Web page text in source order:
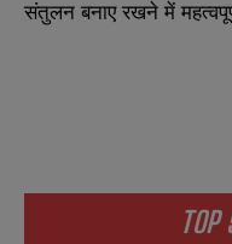
संतुलन बनाए रखने में